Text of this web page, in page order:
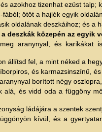
azokhoz tizenhat ezüst
ötöt a hajlék egyik
oldalának deszkáihoz; és a
deszkák közepén az egyik
aranynyal, és karikákat
állítsd fel, a mint néked a
és karmazsinszínű,
borított négy
alá, és vidd oda a függöny
ládájára a szentek
kívül, és a